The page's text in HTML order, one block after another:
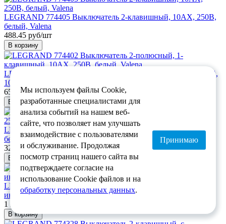
LEGRAND 774405 Выключатель 2-клавишный, 10АХ, 250В,
белый, Valena
488.45 руб/шт
В корзину
LEGRAND 774402 Выключатель 2-полюсный, 1-клавишный,
10АХ, 250В, белый, Valena
651.26 руб/шт
В корзину
LEGRAND 774401 Выключатель 1-клавишный, 10АХ, 250В,
белый, Valena
325.63 руб/шт
В корзину
LEGRAND 774345 Выключатель 2-клавишный, с
индикацией, 10АХ, 250В, слоновая кость, Valena
1 221.12 руб/шт
В корзину
Мы используем файлы Cookie,
разработанные специалистами для
анализа событий на нашем веб-
сайте, что позволяет нам улучшать
взаимодействие с пользователями
и обслуживание. Продолжая
посмотр страниц нашего сайта вы
подтверждаете согласие на
использование Cookie файлов и на
обработку персональных данных.
Принимаю